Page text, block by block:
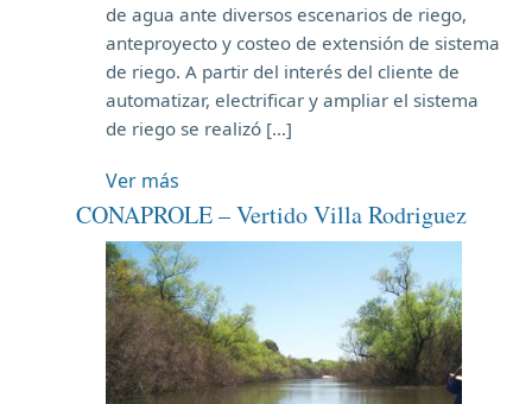
de agua ante diversos escenarios de riego,
anteproyecto y costeo de extensión de sistema
de riego. A partir del interés del cliente de
automatizar, electrificar y ampliar el sistema
de riego se realizó […]
Ver más
CONAPROLE – Vertido Villa Rodriguez